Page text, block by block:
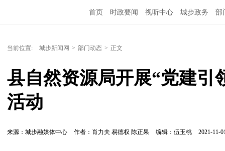
首页 时政要闻 视听中心 城步政务 部
当前位置: 城步新闻网 > 部门动态 > 正文
县自然资源局开展“党建引
活动
来源：城步融媒体中心 作者：肖力夫 易德权 陈正果 编辑：伍玉桃 2021-11-